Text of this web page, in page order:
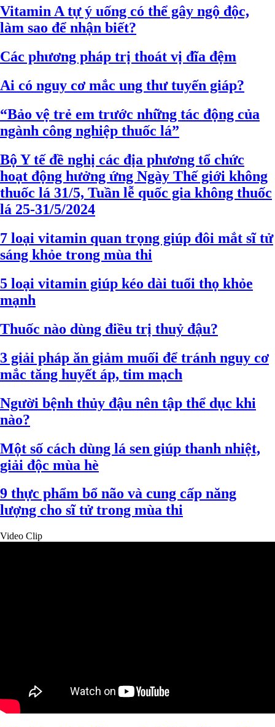
Vitamin A tự ý uống có thể gây ngộ độc,
làm sao để nhận biết?
Các phương pháp trị thoát vị đĩa đệm
Ai có nguy cơ mắc ung thư tuyến giáp?
“Bảo vệ trẻ em trước những tác động của
ngành công nghiệp thuốc lá”
Bộ Y tế đề nghị các địa phương tổ chức
hoạt động hưởng ứng Ngày Thế giới không
thuốc lá 31/5, Tuần lễ quốc gia không thuốc
lá 25-31/5/2024
7 loại vitamin quan trọng giúp đôi mắt sĩ tử
sáng khỏe trong mùa thi
5 loại vitamin giúp kéo dài tuổi thọ khỏe
mạnh
Thuốc nào dùng điều trị thuỷ đậu?
3 giải pháp ăn giảm muối để tránh nguy cơ
mắc tăng huyết áp, tim mạch
Người bệnh thủy đậu nên tập thể dục khi
nào?
Một số cách dùng lá sen giúp thanh nhiệt,
giải độc mùa hè
9 thực phẩm bổ não và cung cấp năng
lượng cho sĩ tử trong mùa thi
Video Clip